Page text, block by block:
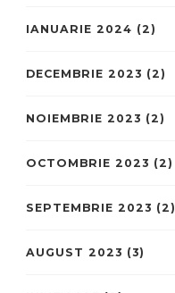
IANUARIE 2024 (2)
DECEMBRIE 2023 (2)
NOIEMBRIE 2023 (2)
OCTOMBRIE 2023 (2)
SEPTEMBRIE 2023 (2)
AUGUST 2023 (3)